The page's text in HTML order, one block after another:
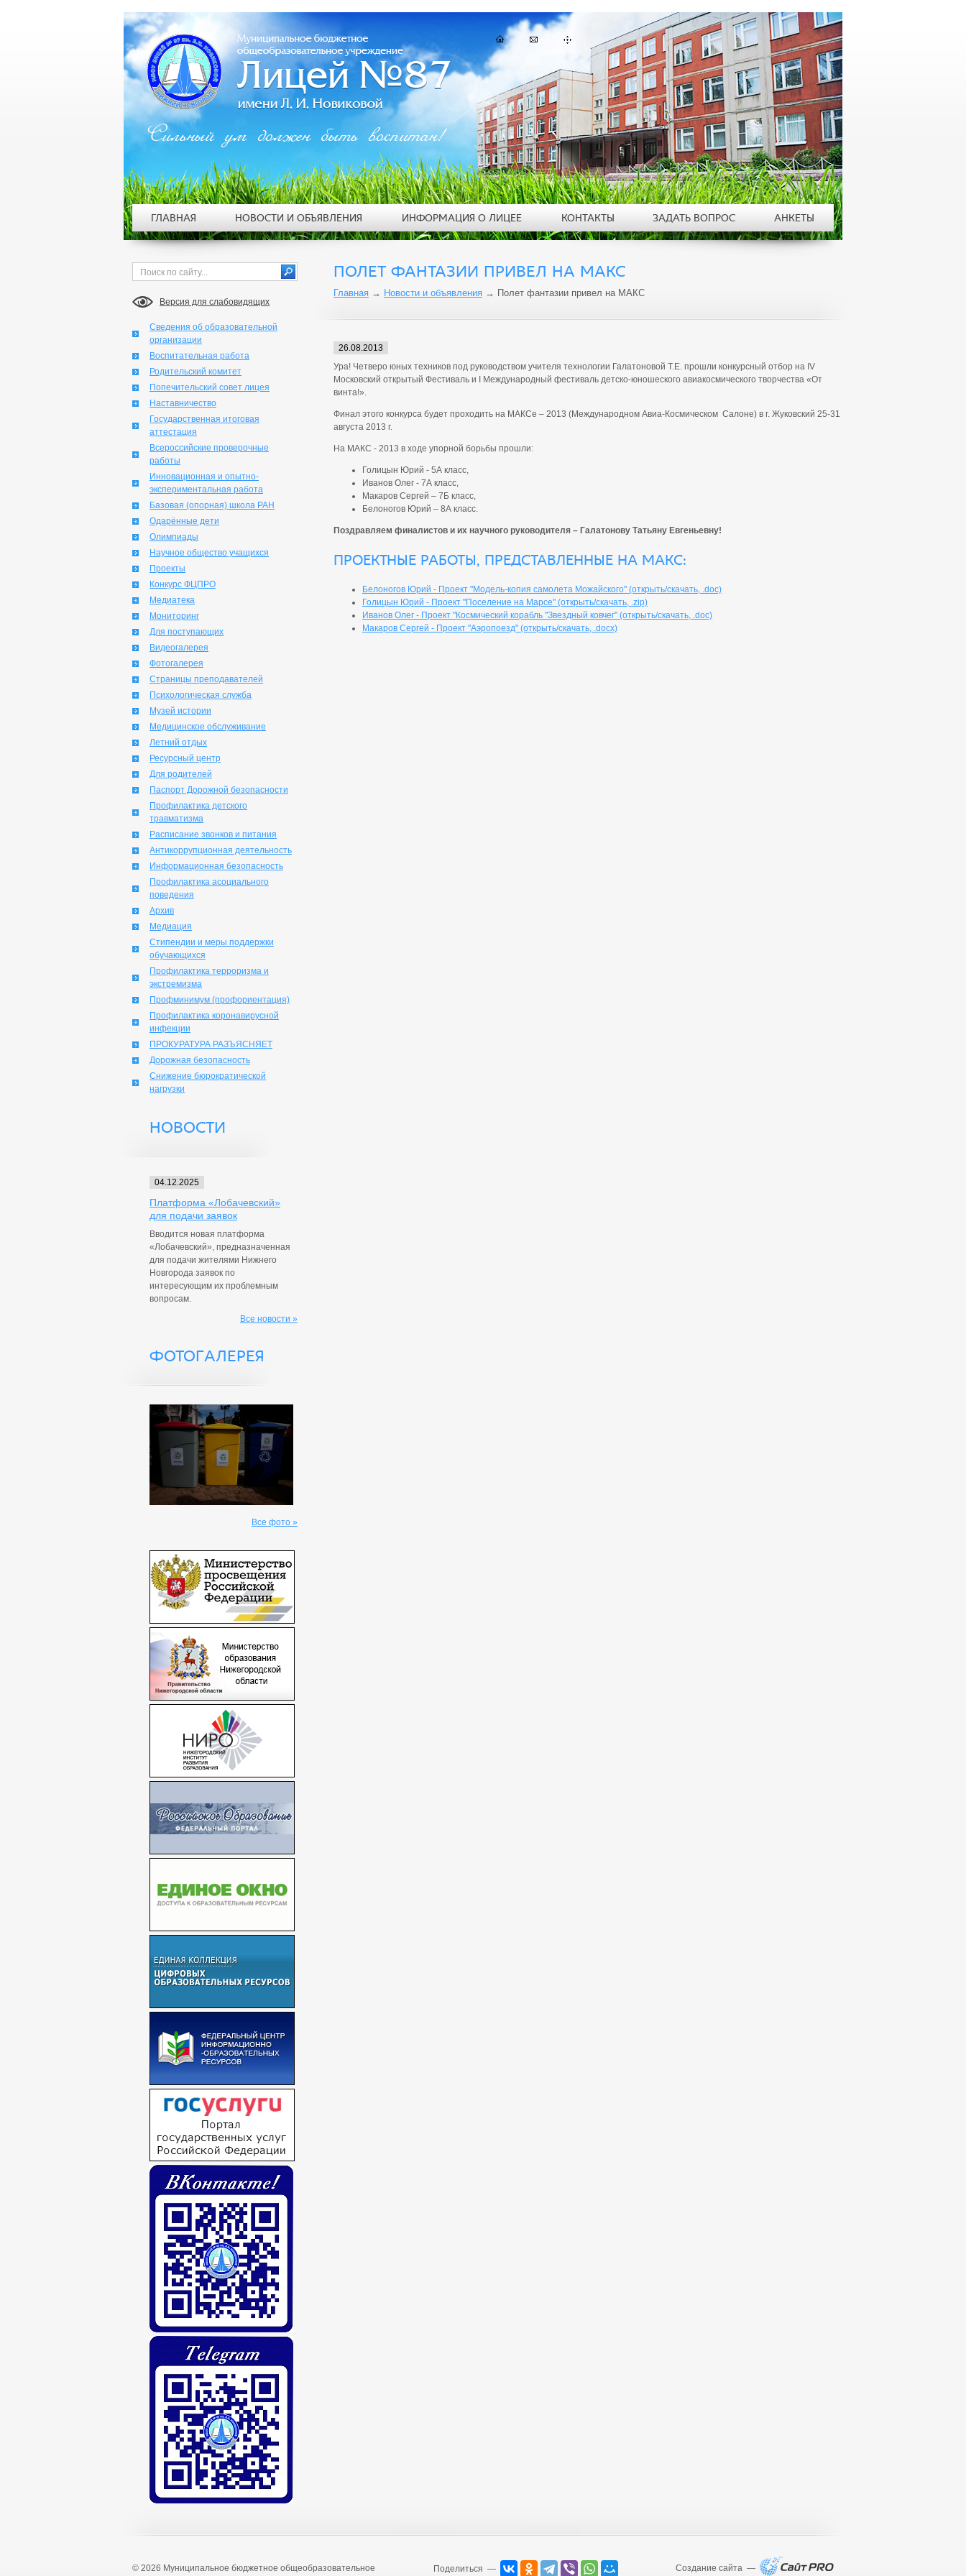
Версия для слабовидящих
Сведения об образовательной
организации
Воспитательная работа
Родительский комитет
Попечительский совет лицея
Наставничество
Государственная итоговая
аттестация
Всероссийские проверочные
работы
Инновационная и опытно-
экспериментальная работа
Базовая (опорная) школа РАН
Одарённые дети
Олимпиады
Научное общество учащихся
Проекты
Конкурс ФЦПРО
Медиатека
Мониторинг
Для поступающих
Видеогалерея
Фотогалерея
Страницы преподавателей
Психологическая служба
Музей истории
Медицинское обслуживание
Летний отдых
Ресурсный центр
Для родителей
Паспорт Дорожной безопасности
Профилактика детского
травматизма
Расписание звонков и питания
Антикоррупционная деятельность
Информационная безопасность
Профилактика асоциального
поведения
Архив
Медиация
Стипендии и меры поддержки
обучающихся
Профилактика терроризма и
экстремизма
Профминимум (профориентация)
Профилактика коронавирусной
инфекции
ПРОКУРАТУРА РАЗЪЯСНЯЕТ
Дорожная безопасность
Снижение бюрократической
нагрузки
НОВОСТИ
04.12.2025
Платформа «Лобачевский»
для подачи заявок
Вводится новая платформа
«Лобачевский», предназначенная
для подачи жителями Нижнего
Новгорода заявок по
интересующим их проблемным
вопросам.
Все новости »
ФОТОГАЛЕРЕЯ
Все фото »
ПОЛЕТ ФАНТАЗИИ ПРИВЕЛ НА МАКС
Главная → Новости и объявления → Полет фантазии привел на МАКС
26.08.2013
Ура! Четверо юных техников под руководством учителя технологии Галатоновой Т.Е. прошли конкурсный отбор на IV
Московский открытый Фестиваль и I Международный фестиваль детско-юношеского авиакосмического творчества «От
винта!».
Финал этого конкурса будет проходить на МАКСе – 2013 (Международном Авиа-Космическом Салоне) в г. Жуковский 25-31
августа 2013 г.
На МАКС - 2013 в ходе упорной борьбы прошли:
Голицын Юрий - 5А класс,
Иванов Олег - 7А класс,
Макаров Сергей – 7Б класс,
Белоногов Юрий – 8А класс.
Поздравляем финалистов и их научного руководителя – Галатонову Татьяну Евгеньевну!
Проектные работы, представленные на МАКС:
Белоногов Юрий - Проект "Модель-копия самолета Можайского" (открыть/скачать, .doc)
Голицын Юрий - Проект "Поселение на Марсе" (открыть/скачать, .zip)
Иванов Олег - Проект "Космический корабль "Звездный ковчег" (открыть/скачать, .doc)
Макаров Сергей - Проект "Аэропоезд" (открыть/скачать, .docx)
Сильный ум должен быть воспитан!
ГЛАВНАЯ НОВОСТИ И ОБЪЯВЛЕНИЯ ИНФОРМАЦИЯ О ЛИЦЕЕ КОНТАКТЫ ЗАДАТЬ ВОПРОС АНКЕТЫ
© 2026 Муниципальное бюджетное общеобразовательное Поделиться — Создание сайта —